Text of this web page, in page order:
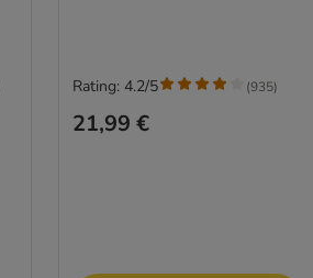
21,99 €
Rating: 4.2/5 (935)